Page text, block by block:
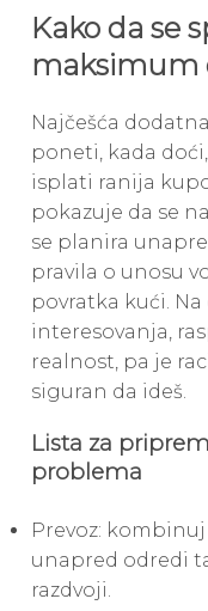
Kako da se
maksimum
Najčešća
poneti, kada
isplati ranija
pokazuje da se
se planira
pravila o unosu
povratka kući.
interesovanja,
realnost, pa je
siguran da ideš.
Lista za
problema
Prevoz:
unapred odredi
razdvoji.